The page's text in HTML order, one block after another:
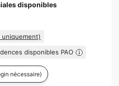
disponibles
uniquement)
disponibles PAO
nécessaire)